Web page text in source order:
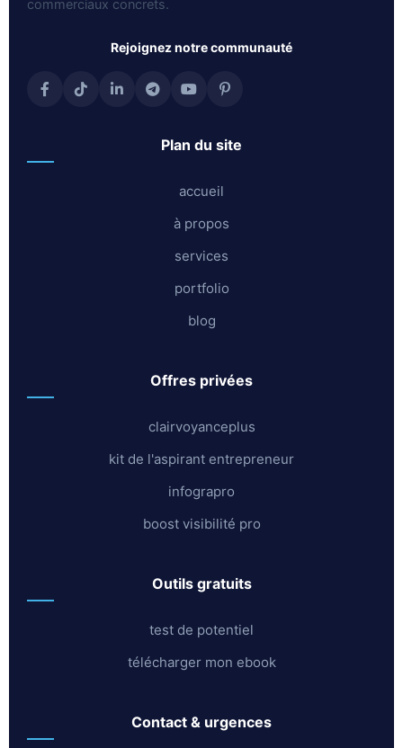
commerciaux concrets.
rejoignez notre communauté
plan du site
accueil
à propos
services
portfolio
blog
offres privées
clairvoyanceplus
kit de l'aspirant entrepreneur
infograpro
boost visibilité pro
outils gratuits
test de potentiel
télécharger mon ebook
contact & urgences